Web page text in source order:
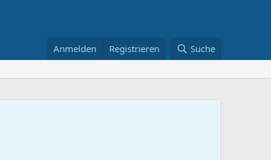
Anmelden Registrieren Suche